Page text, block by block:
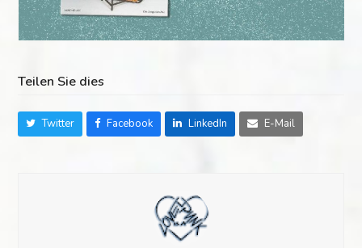
Teilen Sie dies
Twitter Facebook LinkedIn E-Mail